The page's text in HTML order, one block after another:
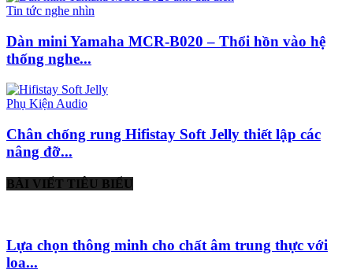
Tin tức nghe nhìn
Dàn mini Yamaha MCR-B020 – Thổi hồn vào hệ
thống nghe...
Phụ Kiện Audio
Chân chống rung Hifistay Soft Jelly thiết lập các
nâng đỡ...
BÀI VIẾT TIÊU BIỂU
Lựa chọn thông minh cho chất âm trung thực với
loa...